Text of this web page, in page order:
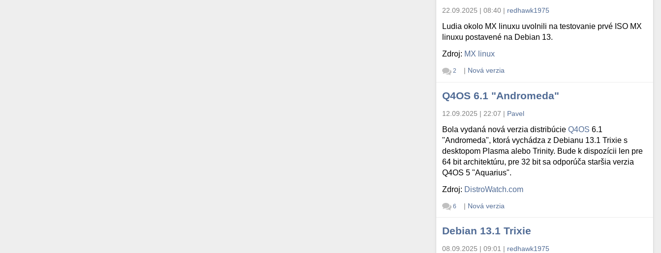
22.09.2025 | 08:40 | redhawk1975
Ludia okolo MX linuxu uvolnili na testovanie prvé ISO MX
linuxu postavené na Debian 13.
Zdroj: MX linux
2 | Nová verzia
Q4OS 6.1 "Andromeda"
12.09.2025 | 22:07 | Pavel
Bola vydaná nová verzia distribúcieQ4OS 6.1
"Andromeda", ktorá vychádza z Debianu 13.1 Trixie s
desktopom Plasma alebo Trinity. Bude k dispozícii len pre
64 bit architektúru, pre 32 bit sa odporúča staršia verzia
Q4OS 5 "Aquarius".
Zdroj: DistroWatch.com
6 | Nová verzia
Debian 13.1 Trixie
08.09.2025 | 09:01 | redhawk1975